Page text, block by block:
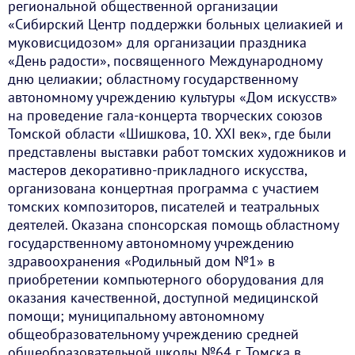
региональной общественной организации
«Сибирский Центр поддержки больных целиакией и
муковисцидозом» для организации праздника
«День радости», посвященного Международному
дню целиакии; областному государственному
автономному учреждению культуры «Дом искусств»
на проведение гала-концерта творческих союзов
Томской области «Шишкова, 10. XXI век», где были
представлены выставки работ томских художников и
мастеров декоративно-прикладного искусства,
организована концертная программа с участием
томских композиторов, писателей и театральных
деятелей. Оказана спонсорская помощь областному
государственному автономному учреждению
здравоохранения «Родильный дом №1» в
приобретении компьютерного оборудования для
оказания качественной, доступной медицинской
помощи; муниципальному автономному
общеобразовательному учреждению средней